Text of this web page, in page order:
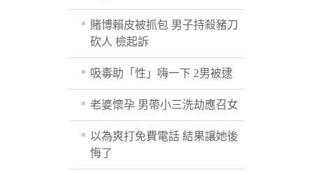
賭博賴皮被抓包 男子持殺豬刀
砍人 檢起訴
吸毒助「性」嗨一下 2男被逮
老婆懷孕 男帶小三洗劫應召女
以為爽打免費電話 結果讓她後
悔了